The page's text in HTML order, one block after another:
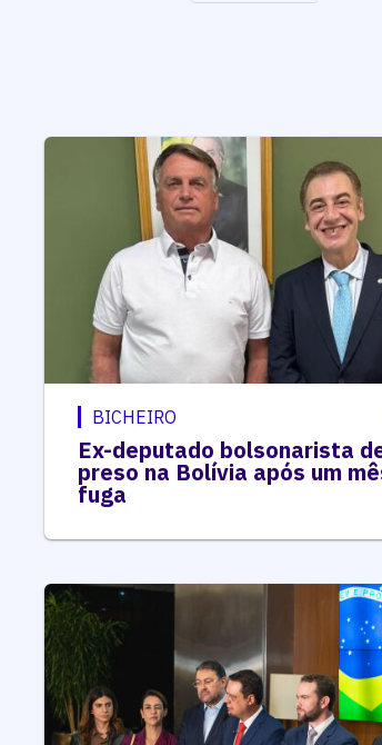
BICHEIRO
Ex-deputado bolsonarista
preso na Bolívia após um
fuga